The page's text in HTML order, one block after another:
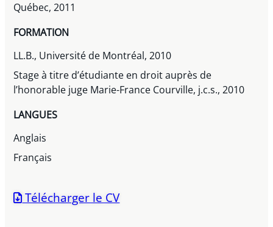
Québec, 2011
FORMATION
LL.B., Université de Montréal, 2010
Stage à titre d’étudiante en droit auprès de
l’honorable juge Marie-France Courville, j.c.s., 2010
LANGUES
Anglais
Français
Télécharger le CV